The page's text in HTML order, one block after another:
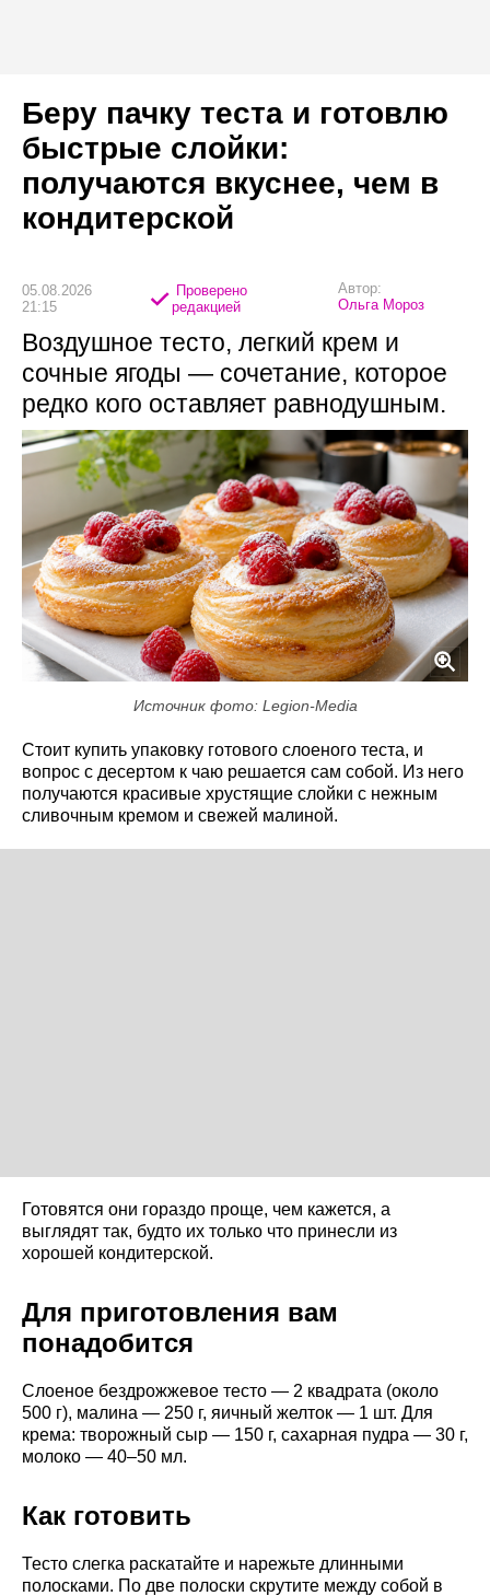
Беру пачку теста и готовлю
быстрые слойки:
получаются вкуснее, чем в
кондитерской
05.08.2026
21:15
Проверено
редакцией
Автор:
Ольга Мороз
Воздушное тесто, легкий крем и
сочные ягоды — сочетание, которое
редко кого оставляет равнодушным.
Источник фото: Legion-Media
Стоит купить упаковку готового слоеного теста, и
вопрос с десертом к чаю решается сам собой. Из него
получаются красивые хрустящие слойки с нежным
сливочным кремом и свежей малиной.
Готовятся они гораздо проще, чем кажется, а
выглядят так, будто их только что принесли из
хорошей кондитерской.
Для приготовления вам
понадобится
Слоеное бездрожжевое тесто — 2 квадрата (около
500 г), малина — 250 г, яичный желток — 1 шт. Для
крема: творожный сыр — 150 г, сахарная пудра — 30 г,
молоко — 40–50 мл.
Как готовить
Тесто слегка раскатайте и нарежьте длинными
полосками. По две полоски скрутите между собой в